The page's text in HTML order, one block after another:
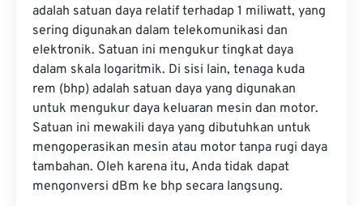
adalah satuan daya relatif terhadap 1 miliwatt, yang
sering digunakan dalam telekomunikasi dan
elektronik. Satuan ini mengukur tingkat daya
dalam skala logaritmik. Di sisi lain, tenaga kuda
rem (bhp) adalah satuan daya yang digunakan
untuk mengukur daya keluaran mesin dan motor.
Satuan ini mewakili daya yang dibutuhkan untuk
mengoperasikan mesin atau motor tanpa rugi daya
tambahan. Oleh karena itu, Anda tidak dapat
mengonversi dBm ke bhp secara langsung.